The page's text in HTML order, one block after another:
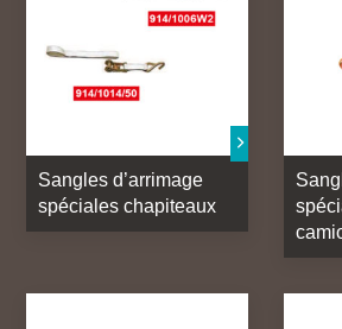
Sangles d’arrimage
spéciales chapiteaux